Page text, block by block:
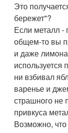
Это
бережет"?
Если металл -
общем-то вы
и даже
используется
ни взбивал
варенье и
страшного не
привкуса
Возможно,